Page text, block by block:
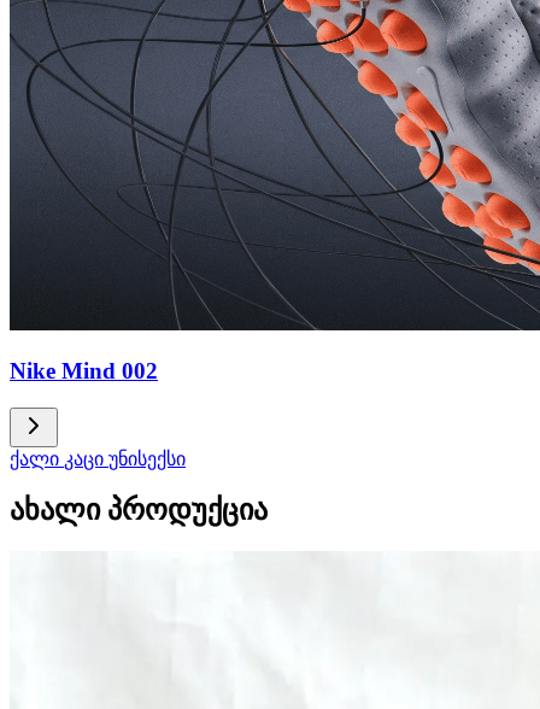
Nike Mind 002
ქალი კაცი უნისექსი
ახალი პროდუქცია